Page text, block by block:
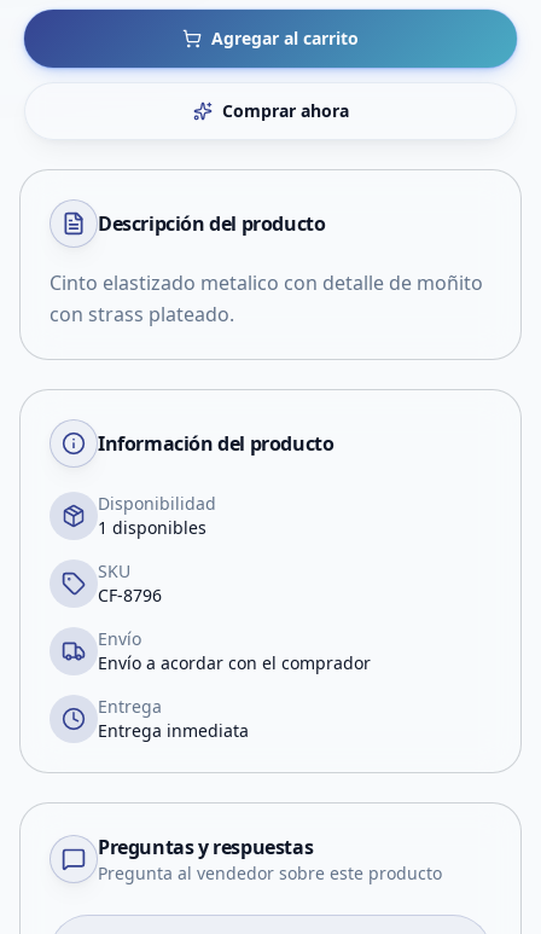
Agregar al carrito
Comprar ahora
Descripción del producto
Cinto elastizado metalico con detalle de moñito
con strass plateado.
Información del producto
Disponibilidad
1 disponibles
SKU
CF-8796
Envío
Envío a acordar con el comprador
Entrega
Entrega inmediata
Preguntas y respuestas
Pregunta al vendedor sobre este producto